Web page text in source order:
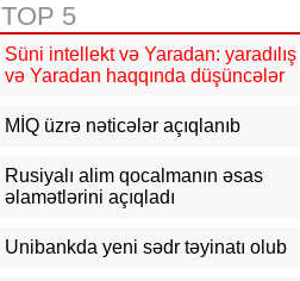
16:26 Bəzi yerlərdə külək
güclənəcək -XƏBƏRDARLIQ
16:10 Jurnalistika ixtisası üzrə
açıqlanıb
15:50 Ədliyyə naziri Lerik rayonunda
vətəndaşları qəbul edib
15:24
Bakının mərkəzində 3
obyektdə və evdə yanğın
TOP 5
Süni intellekt və Yaradan: yaradılış
və Yaradan haqqında düşüncələr
MİQ üzrə nəticələr açıqlanıb
Rusiyalı alim qocalmanın əsas
əlamətlərini açıqladı
Unibankda yeni sədr təyinatı olub